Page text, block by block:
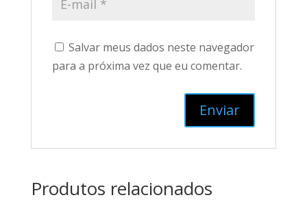
Salvar meus dados neste navegador
para a próxima vez que eu comentar.
Produtos relacionados